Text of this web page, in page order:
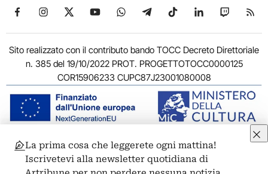
Seguici su Facebook
Seguici su Instagram
Seguici su X
Seguici su YouTube
Seguici su WhatsApp
Seguici su Telegram
Seguici su TikTok
Seguici su
Seguici
Sito realizzato con il contributo bando TOCC Decreto Direttoriale
n. 385 del 19/10/2022 PROT. PROGETTOTOCC0000125
COR15906233 CUPC87J23001080008
© 2011-2026 ARTRIBUNE srl – Corso Vittorio Emanuele II, 287 –
00186 Roma - P.I. 11381581005
La prima cosa che leggerete ogni mattina!
Iscrivetevi alla newsletter quotidiana di